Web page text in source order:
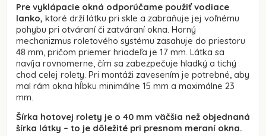
Pre vyklápacie okná odporúčame použiť vodiace
lanko, ktoré drží látku pri skle a zabraňuje jej voľnému
pohybu pri otváraní či zatváraní okna. Horný
mechanizmus roletového systému zasahuje do priestoru
48 mm, pričom priemer hriadeľa je 17 mm. Látka sa
navíja rovnomerne, čím sa zabezpečuje hladký a tichý
chod celej rolety. Pri montáži zavesením je potrebné, aby
mal rám okna hĺbku minimálne 15 mm a maximálne 23
mm.
Šírka hotovej rolety je o 40 mm väčšia než objednaná
šírka látky – to je dôležité pri presnom meraní okna.